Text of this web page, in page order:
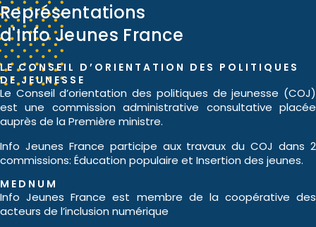
Représentations
d'Info Jeunes France
LE CONSEIL D’ORIENTATION DES POLITIQUES
DE JEUNESSE​
Le Conseil d’orientation des politiques de jeunesse (COJ)
est une commission administrative consultative placée
auprès de la Première ministre.
Info Jeunes France participe aux travaux du COJ dans 2
commissions: Éducation populaire et Insertion des jeunes.
MEDNUM
Info Jeunes France est membre de la coopérative des
acteurs de l’inclusion numérique